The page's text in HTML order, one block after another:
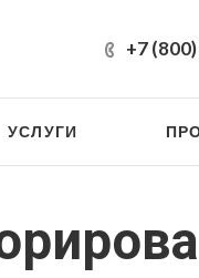
+7
УСЛУГИ